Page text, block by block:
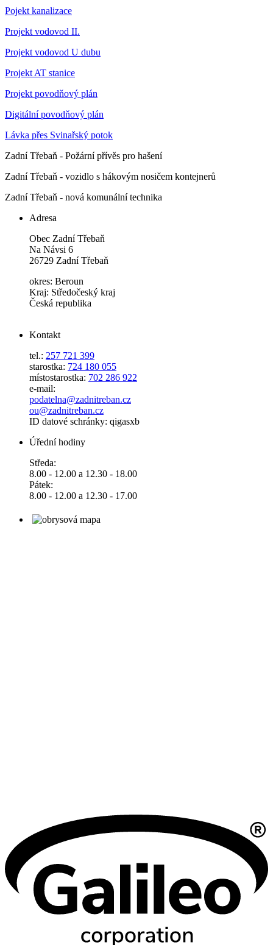
Pojekt kanalizace
Projekt vodovod II.
Projekt vodovod U dubu
Projekt AT stanice
Projekt povodňový plán
Digitální povodňový plán
Lávka přes Svinařský potok
Zadní Třebaň - Požární přívěs pro hašení
Zadní Třebaň - vozidlo s hákovým nosičem kontejnerů
Zadní Třebaň - nová komunální technika
Adresa
Obec Zadní Třebaň
Na Návsi 6
26729 Zadní Třebaň
okres: Beroun
Kraj: Středočeský kraj
Česká republika
Kontakt
tel.: 257 721 399
starostka: 724 180 055
místostarostka: 702 286 922
e-mail:
podatelna@zadnitreban.cz
ou@zadnitreban.cz
ID datové schránky: qigasxb
Úřední hodiny
Středa:
8.00 - 12.00 a 12.30 - 18.00
Pátek:
8.00 - 12.00 a 12.30 - 17.00